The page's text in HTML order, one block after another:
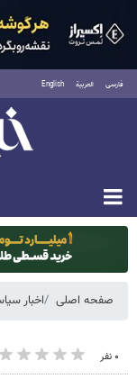
فارسی العربية English
صفحه اصلی اخبار
۰ نفر